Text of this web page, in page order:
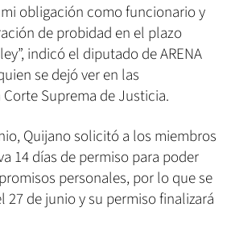
obligación como funcionario y
de probidad en el plazo
indicó el diputado de ARENA
se dejó ver en las
Suprema de Justicia.
Quijano solicitó a los miembros
14 días de permiso para poder
personales, por lo que se
27 de junio y su permiso finalizará